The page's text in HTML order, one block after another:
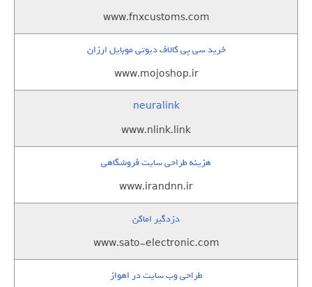
www.fnxcustoms.com
خرید سی پی کالاف دیوتی موبایل ارزان
www.mojoshop.ir
neuralink
www.nlink.link
هزینه طراحی سایت فروشگاهی
www.irandnn.ir
دزدگیر اماکن
www.sato-electronic.com
طراحی وب سایت در اهواز